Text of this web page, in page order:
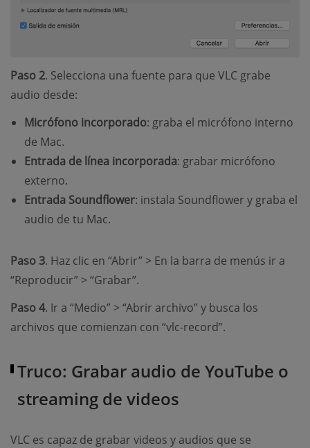
Paso 2. Selecciona una fuente para que VLC grabe
audio desde:
Micrófono incorporado: graba el micrófono interno
de Mac.
Entrada de línea incorporada: grabar micrófono
externo.
Entrada Soundflower: instala Soundflower y graba el
audio de tu Mac.
Paso 3. Haz clic en “Abrir” > En la barra de menús ir a
“Reproducir” > “Grabar”.
Paso 4. Ir a “Medio” > “Abrir archivo” y busca los
archivos que comienzan con “vlc-record”.
Truco: Grabar audio de YouTube o
streaming de videos
VLC es capaz de grabar videos y audios que se